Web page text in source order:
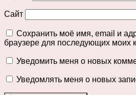
Сайт
Сохранить моё имя, email и
браузере для последующих моих
Уведомить меня о новых
Уведомлять меня о новых